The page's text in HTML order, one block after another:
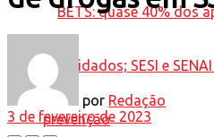
por Redação
3 de fevereiro de 2023